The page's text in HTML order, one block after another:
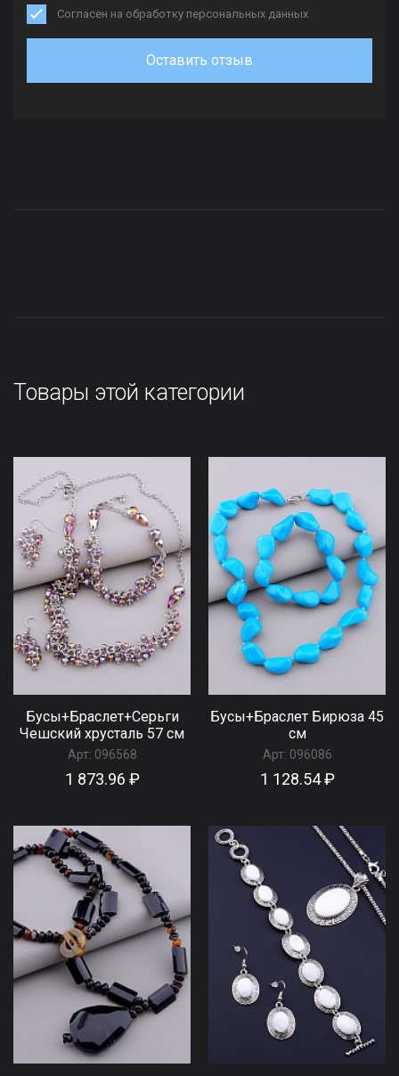
Согласен на обработку персональных данных
Оставить отзыв
Товары этой категории
Бусы+Браслет+Серьги
Чешский хрусталь 57 см
Арт: 096568
1 873.96 ₽
Бусы+Браслет Бирюза 45
см
Арт: 096086
1 128.54 ₽